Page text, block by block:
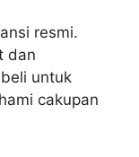
resmi.
dan
untuk
cakupan